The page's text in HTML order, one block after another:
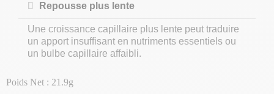
Repousse plus lente
Une croissance capillaire plus lente peut traduire
un apport insuffisant en nutriments essentiels ou
un bulbe capillaire affaibli.
Poids Net : 21.9g